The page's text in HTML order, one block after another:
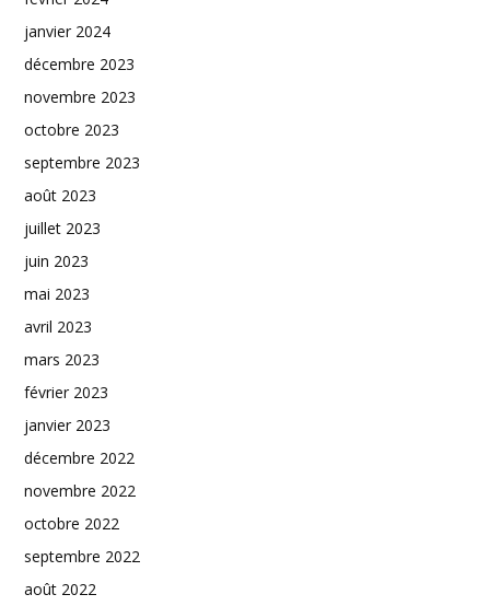
janvier 2024
décembre 2023
novembre 2023
octobre 2023
septembre 2023
août 2023
juillet 2023
juin 2023
mai 2023
avril 2023
mars 2023
février 2023
janvier 2023
décembre 2022
novembre 2022
octobre 2022
septembre 2022
août 2022